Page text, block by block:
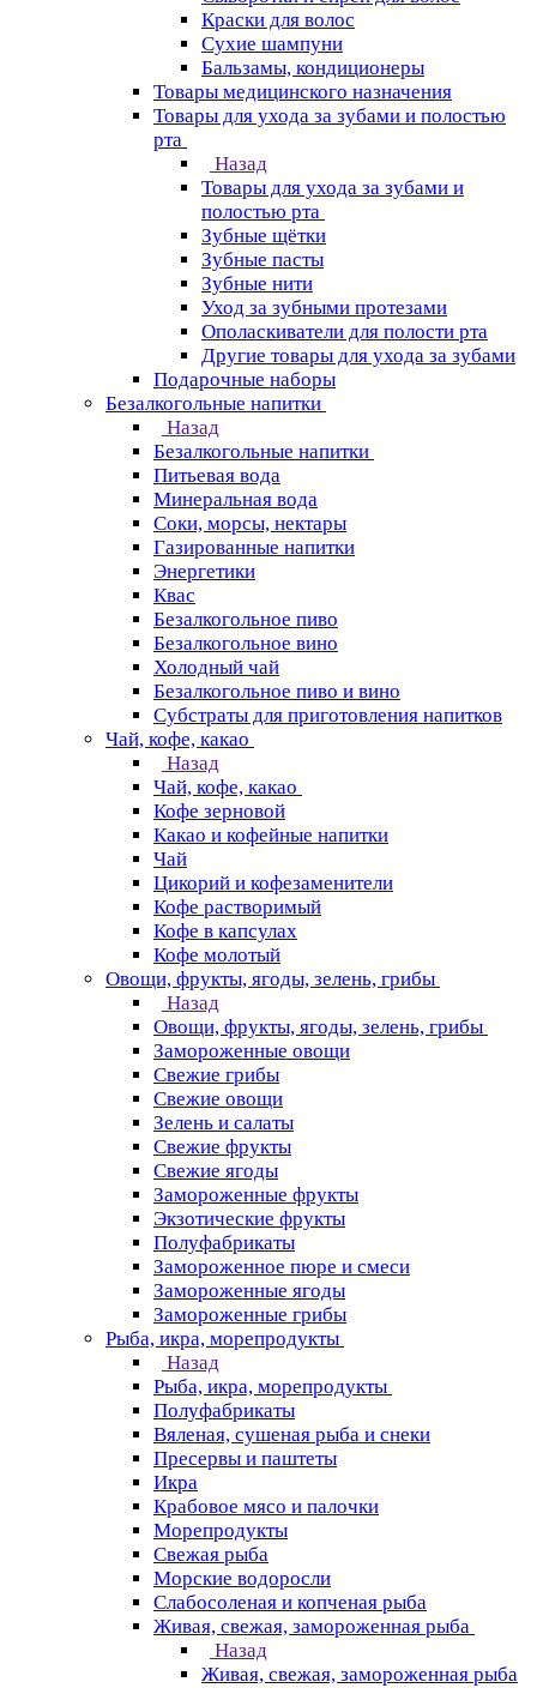
Краски для волос
Сухие шампуни
Бальзамы, кондиционеры
Товары медицинского назначения
Товары для ухода за зубами и полостью
рта
Назад
Товары для ухода за зубами и
полостью рта
Зубные щётки
Зубные пасты
Зубные нити
Уход за зубными протезами
Ополаскиватели для полости рта
Другие товары для ухода за зубами
Подарочные наборы
Безалкогольные напитки
Назад
Безалкогольные напитки
Питьевая вода
Минеральная вода
Соки, морсы, нектары
Газированные напитки
Энергетики
Квас
Безалкогольное пиво
Безалкогольное вино
Холодный чай
Безалкогольное пиво и вино
Субстраты для приготовления напитков
Чай, кофе, какао
Назад
Чай, кофе, какао
Кофе зерновой
Какао и кофейные напитки
Чай
Цикорий и кофезаменители
Кофе растворимый
Кофе в капсулах
Кофе молотый
Овощи, фрукты, ягоды, зелень, грибы
Назад
Овощи, фрукты, ягоды, зелень, грибы
Замороженные овощи
Свежие грибы
Свежие овощи
Зелень и салаты
Свежие фрукты
Свежие ягоды
Замороженные фрукты
Экзотические фрукты
Полуфабрикаты
Замороженное пюре и смеси
Замороженные ягоды
Замороженные грибы
Рыба, икра, морепродукты
Назад
Рыба, икра, морепродукты
Полуфабрикаты
Вяленая, сушеная рыба и снеки
Пресервы и паштеты
Икра
Крабовое мясо и палочки
Морепродукты
Свежая рыба
Морские водоросли
Слабосоленая и копченая рыба
Живая, свежая, замороженная рыба
Назад
Живая, свежая, замороженная рыба